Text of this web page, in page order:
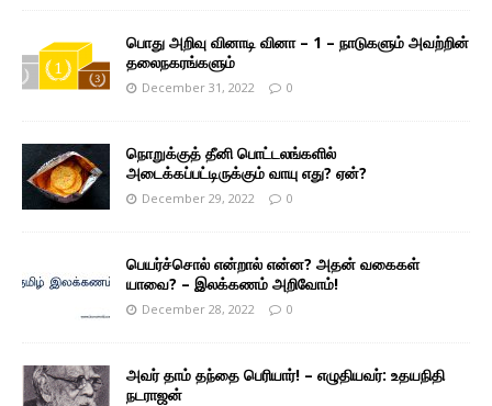
பொது அறிவு வினாடி வினா – 1 – நாடுகளும் அவற்றின்
தலைநகரங்களும்
December 31, 2022 0
நொறுக்குத் தீனி பொட்டலங்களில்
அடைக்கப்பட்டிருக்கும் வாயு எது? ஏன்?
December 29, 2022 0
பெயர்ச்சொல் என்றால் என்ன? அதன் வகைகள்
யாவை? – இலக்கணம் அறிவோம்!
December 28, 2022 0
அவர் தாம் தந்தை பெரியார்! – எழுதியவர்: உதயநிதி
நடராஜன்